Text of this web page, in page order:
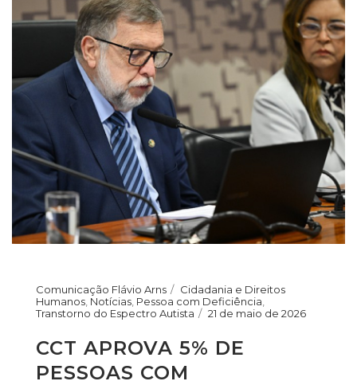
Comunicação Flávio Arns
Cidadania e Direitos
Humanos Notícias Pessoa com Deficiência
Transtorno do Espectro Autista
21 de maio de 2026
CCT APROVA 5% DE
PESSOAS COM